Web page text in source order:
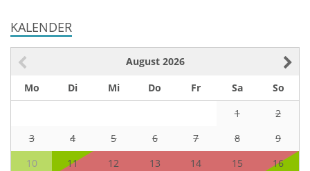
KALENDER
August 2026
Mo
Di Mi Do Fr Sa
So
1
2
3
4 5 6 7 8
9
10
11 12 13 14 15
16